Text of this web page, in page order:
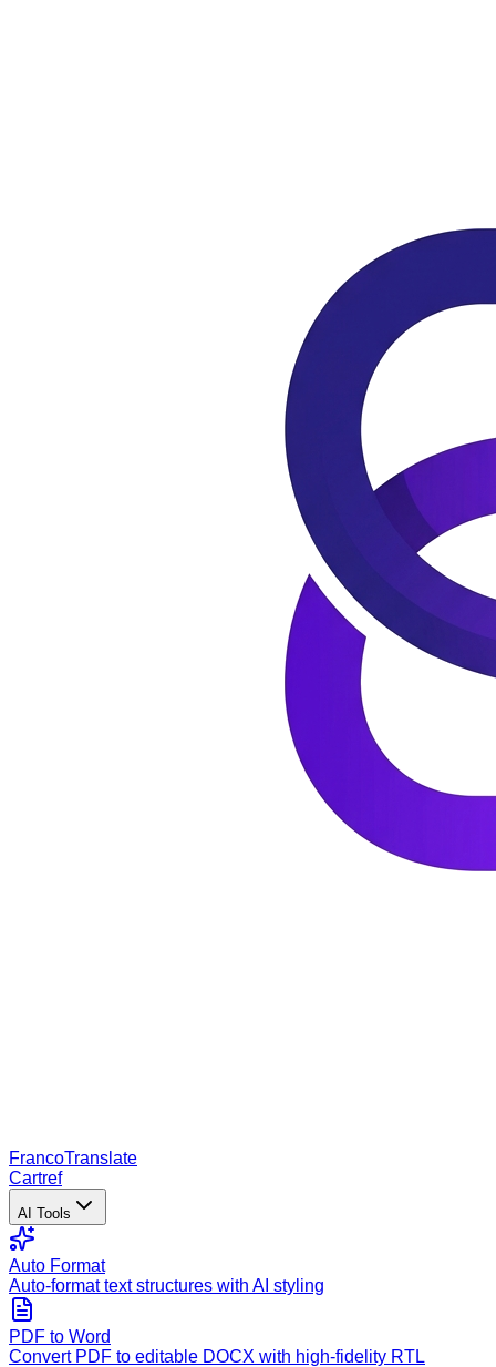
FrancoTranslate
Cartref
AI Tools
Auto Format
Auto-format text structures with AI styling
PDF to Word
Convert PDF to editable DOCX with high-fidelity RTL